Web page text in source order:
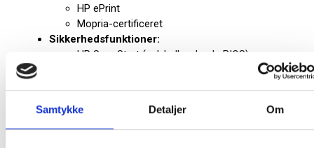
Samtykke Detaljer Om
HP ePrint
Mopria-certificeret
Sikkerhedsfunktioner:
HP Sure Start (selvhelbredende BIOS)
Indtrængningsdetektion